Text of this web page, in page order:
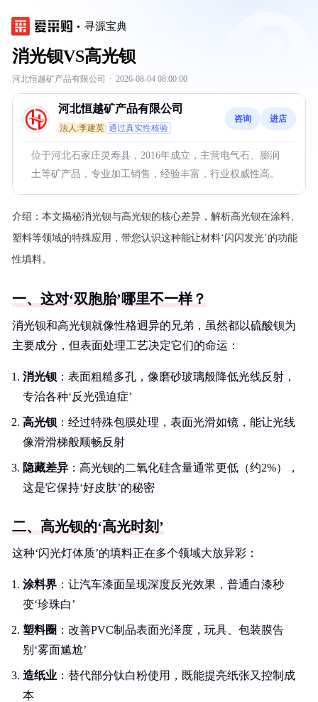
寻源宝典
消光钡VS高光钡
河北恒越矿产品有限公司 · 2026-08-04 08:00:00
河北恒越矿产品有限公司
法人:李建英 通过真实性核验
咨询 进店
位于河北石家庄灵寿县，2016年成立，主营电气石、膨润
土等矿产品，专业加工销售，经验丰富，行业权威性高。
介绍： 本文揭秘消光钡与高光钡的核心差异，解析高光钡在涂料、
塑料等领域的特殊应用，带您认识这种能让材料‘闪闪发光’的功能
性填料。
一、这对‘双胞胎’哪里不一样？
消光钡和高光钡就像性格迥异的兄弟，虽然都以硫酸钡为
主要成分，但表面处理工艺决定它们的命运：
消光钡 ：表面粗糙多孔，像磨砂玻璃般降低光线反射，
专治各种‘反光强迫症’
高光钡 ：经过特殊包膜处理，表面光滑如镜，能让光线
像滑滑梯般顺畅反射
隐藏差异 ：高光钡的二氧化硅含量通常更低（约2%），
这是它保持‘好皮肤’的秘密
二、高光钡的‘高光时刻’
这种‘闪光灯体质’的填料正在多个领域大放异彩：
涂料界 ：让汽车漆面呈现深度反光效果，普通白漆秒
变‘珍珠白’
塑料圈 ：改善PVC制品表面光泽度，玩具、包装膜告
别‘雾面尴尬’
造纸业 ：替代部分钛白粉使用，既能提亮纸张又控制成
本